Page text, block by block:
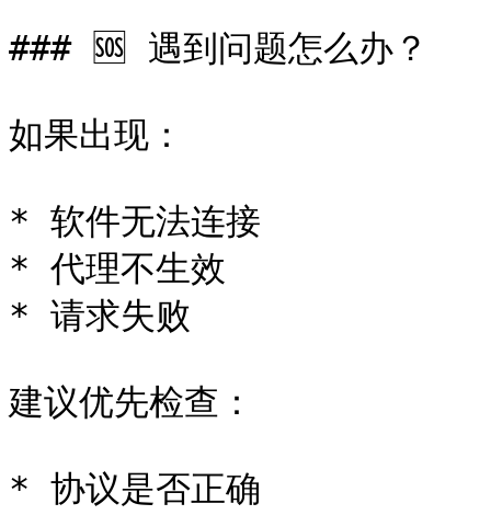
### 🆘 遇到问题怎么办？
如果出现：
* 软件无法连接
* 代理不生效
* 请求失败
建议优先检查：
* 协议是否正确